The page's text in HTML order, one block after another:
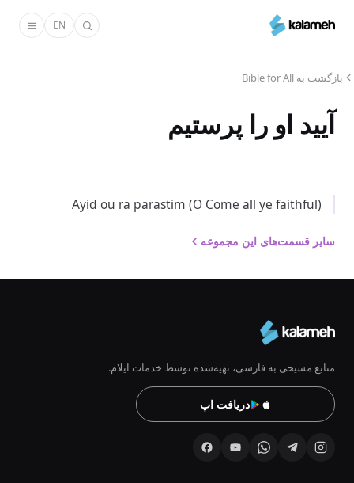
محتوای
EN
بازگشت به Bible for All
آیید او را پرستیم
Ayid ou ra parastim (O Come all ye faithful)
سایر قسمت‌های این مجموعه
منابع مسیحی به فارسی، تهیه‌شده توسط خدمات ایلام.
دریافت اپ